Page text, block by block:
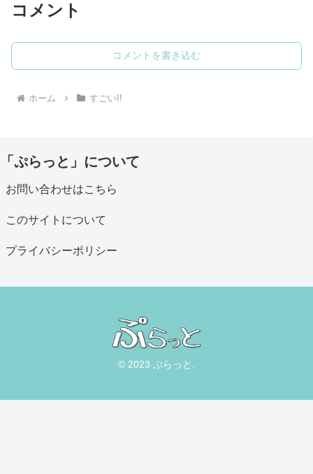
コメント
コメントを書き込む
ホーム すごい!!
「ぷらっと」について
お問い合わせはこちら
このサイトについて
プライバシーポリシー
© 2023 ぷらっと.